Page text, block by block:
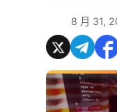
8 月 31,